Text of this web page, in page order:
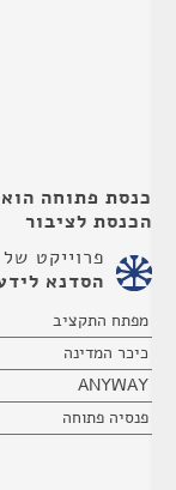
כנסת פתוחה
הכנסת לציבור
פרוייקט של
הסדנא
מפתח התקציב
כיכר המדינה
ANYWAY
פנסיה פתוחה